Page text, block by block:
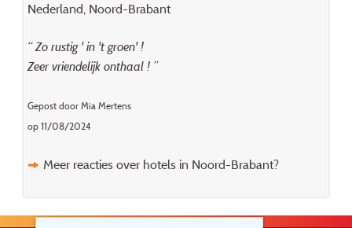
Nederland, Noord-Brabant
“ Zo rustig ' in 't groen' !
Zeer vriendelijk onthaal ! ”
Gepost door Mia Mertens
op 11/08/2024
Meer reacties over hotels in Noord-Brabant?